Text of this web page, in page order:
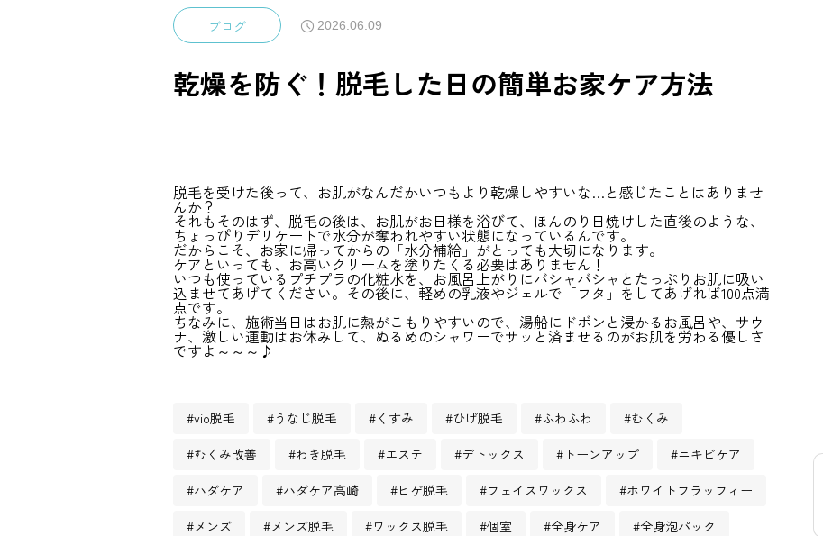
ブログ 2026.06.09
乾燥を防ぐ！脱毛した日の簡単お家ケア方法
脱毛を受けた後って、お肌がなんだかいつもより乾燥しやすいな…と感じたことはありませ
んか？
それもそのはず、脱毛の後は、お肌がお日様を浴びて、ほんのり日焼けした直後のような、
ちょっぴりデリケートで水分が奪われやすい状態になっているんです。
だからこそ、お家に帰ってからの「水分補給」がとっても大切になります。
ケアといっても、お高いクリームを塗りたくる必要はありません！
いつも使っているプチプラの化粧水を、お風呂上がりにバシャバシャとたっぷりお肌に吸い
込ませてあげてください。その後に、軽めの乳液やジェルで「フタ」をしてあげれば100点満
点です。
ちなみに、施術当日はお肌に熱がこもりやすいので、湯船にドボンと浸かるお風呂や、サウ
ナ、激しい運動はお休みして、ぬるめのシャワーでサッと済ませるのがお肌を労わる優しさ
ですよ～～～♪
#vio脱毛 #うなじ脱毛 #くすみ #ひげ脱毛 #ふわふわ
#むくみ
#むくみ改善
#わき脱毛 #エステ #デトックス #トーンアップ
#ニキビケア
#ハダケア
#ハダケア高崎 #ヒゲ脱毛 #フェイスワックス
#ホワイトフラッフィー
#メンズ
#メンズ脱毛 #ワックス脱毛 #個室 #全身ケア
#全身泡パック